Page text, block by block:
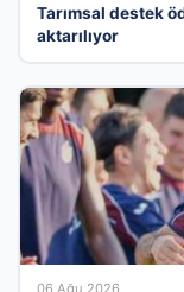
Tarımsal destek
aktarılıyor